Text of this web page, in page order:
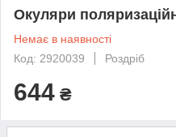
Окуляри
Немає в наявності
Код: 2920039
Роздріб
644 ₴